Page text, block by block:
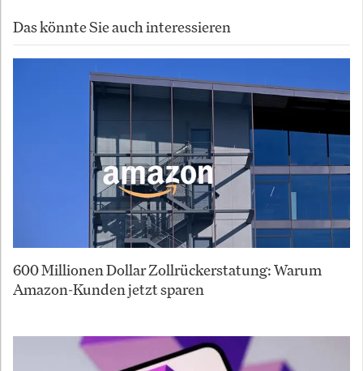
Das könnte Sie auch interessieren
600 Millionen Dollar Zollrückerstatung: Warum
Amazon-Kunden jetzt sparen